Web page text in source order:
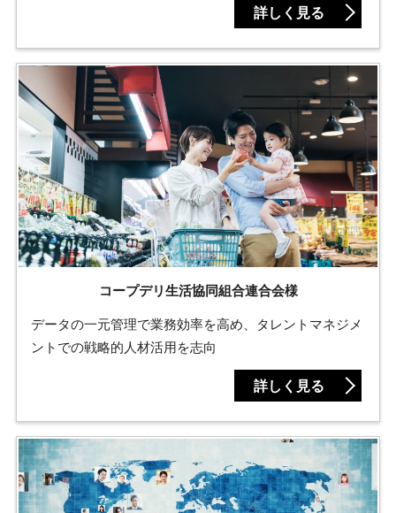
詳しく見る
コープデリ生活協同組合連合会様
データの一元管理で業務効率を高め、タレントマネジメ
ントでの戦略的人材活用を志向
詳しく見る